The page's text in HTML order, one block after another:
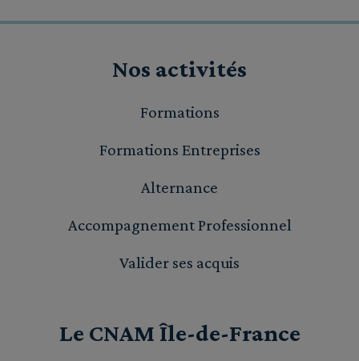
Nos activités
Formations
Formations Entreprises
Alternance
Accompagnement Professionnel
Valider ses acquis
Le CNAM Île-de-France